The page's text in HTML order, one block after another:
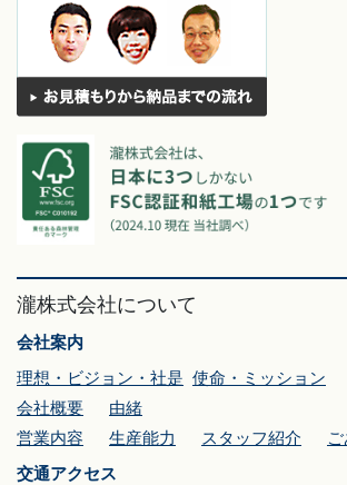
瀧株式会社について
会社案内
理想・ビジョン・社是 使命・ミッション
会社概要
由緒
営業内容
生産能力 スタッフ紹介
交通アクセス